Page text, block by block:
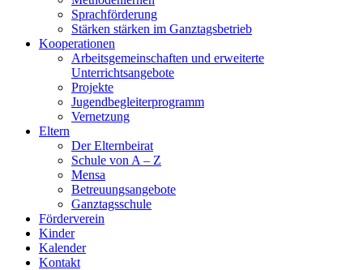
Sprachförderung
Stärken stärken im Ganztagsbetrieb
Kooperationen
Arbeitsgemeinschaften und erweiterte
Unterrichtsangebote
Projekte
Jugendbegleiterprogramm
Vernetzung
Eltern
Der Elternbeirat
Schule von A – Z
Mensa
Betreuungsangebote
Ganztagsschule
Förderverein
Kinder
Kalender
Kontakt